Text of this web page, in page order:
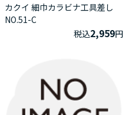
カクイ 細巾カラビナ工具差し
NO.51-C
税込2,959円